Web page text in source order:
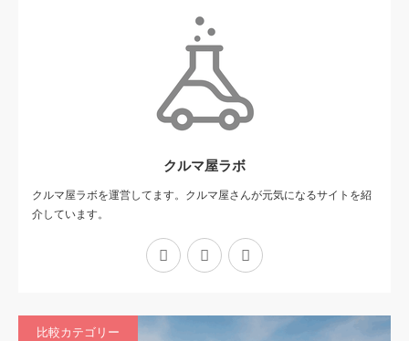
クルマ屋ラボ
クルマ屋ラボを運営してます。クルマ屋さんが元気になるサイトを紹
介しています。
Facebook
比較カテゴリー